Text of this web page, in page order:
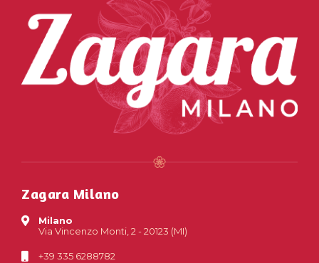
Zagara Milano
Milano
Via Vincenzo Monti, 2 - 20123 (MI)
+39 335 6288782